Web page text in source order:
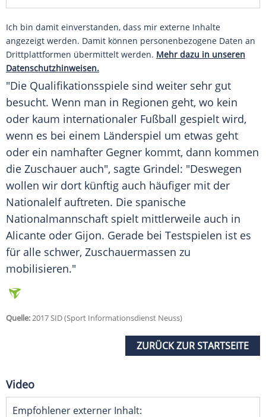
Ich bin damit einverstanden, dass mir externe Inhalte
angezeigt werden. Damit können personenbezogene Daten an
Drittplattformen übermittelt werden. Mehr dazu in unseren
Datenschutzhinweisen.
"Die Qualifikationsspiele sind weiter sehr gut
besucht. Wenn man in Regionen geht, wo kein
oder kaum internationaler Fußball gespielt wird,
wenn es bei einem Länderspiel um etwas geht
oder ein namhafter Gegner kommt, dann kommen
die Zuschauer auch", sagte Grindel: "Deswegen
wollen wir dort künftig auch häufiger mit der
Nationalelf auftreten. Die spanische
Nationalmannschaft spielt mittlerweile auch in
Alicante oder Gijon. Gerade bei Testspielen ist es
für alle schwer, Zuschauermassen zu
mobilisieren."
Quelle:2017 SID (Sport Informationsdienst Neuss)
ZURÜCK ZUR STARTSEITE
Video
Empfohlener externer Inhalt: